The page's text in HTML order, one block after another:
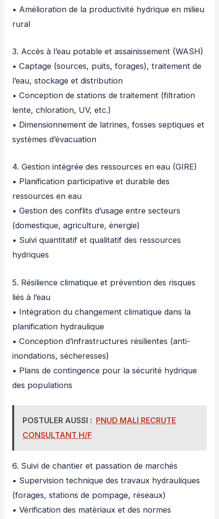
• Amélioration de la productivité hydrique en milieu
rural
3. Accès à l’eau potable et assainissement (WASH)
• Captage (sources, puits, forages), traitement de
l’eau, stockage et distribution
• Conception de stations de traitement (filtration
lente, chloration, UV, etc.)
• Dimensionnement de latrines, fosses septiques et
systèmes d’évacuation
4. Gestion intégrée des ressources en eau (GIRE)
• Planification participative et durable des
ressources en eau
• Gestion des conflits d’usage entre secteurs
(domestique, agriculture, énergie)
• Suivi quantitatif et qualitatif des ressources
hydriques
5. Résilience climatique et prévention des risques
liés à l’eau
• Intégration du changement climatique dans la
planification hydraulique
• Conception d’infrastructures résilientes (anti-
inondations, sécheresses)
• Plans de contingence pour la sécurité hydrique
des populations
POSTULER AUSSI : PNUD MALI RECRUTE
CONSULTANT H/F
6. Suivi de chantier et passation de marchés
• Supervision technique des travaux hydrauliques
(forages, stations de pompage, réseaux)
• Vérification des matériaux et des normes